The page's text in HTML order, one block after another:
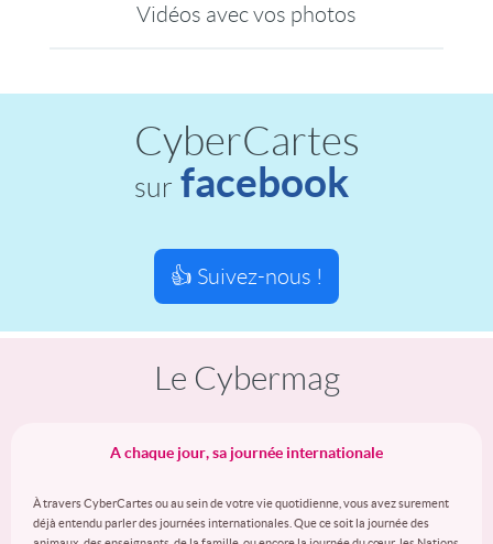
Vidéos avec vos photos
CyberCartes
sur facebook
👍 Suivez-nous !
Le Cybermag
A chaque jour, sa journée internationale
À travers CyberCartes ou au sein de votre vie quotidienne, vous avez surement
déjà entendu parler des journées internationales. Que ce soit la journée des